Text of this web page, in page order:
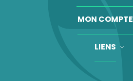
MON COMPTE
LIENS